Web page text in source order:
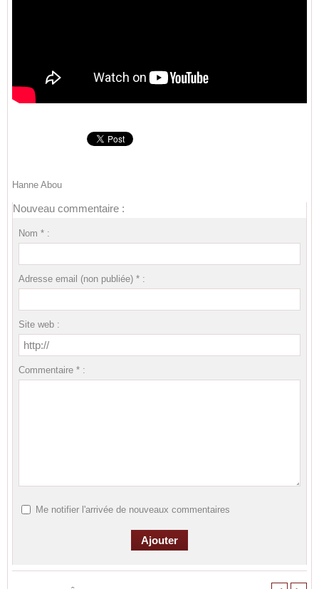
Hanne Abou
Nouveau commentaire :
Nom * :
Adresse email (non publiée) * :
Site web :
Commentaire * :
Me notifier l'arrivée de nouveaux commentaires